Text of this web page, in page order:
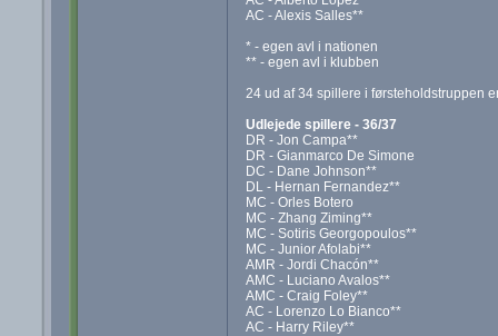
AC - Alexis Salles**
* - egen avl i nationen
** - egen avl i klubben
24 ud af 34 spillere i førsteholdstruppen
Udlejede spillere - 36/37
DR - Jon Campa**
DR - Gianmarco De Simone
DC - Dane Johnson**
DL - Hernan Fernandez**
MC - Orles Botero
MC - Zhang Ziming**
MC - Sotiris Georgopoulos**
MC - Junior Afolabi**
AMR - Jordi Chacón**
AMC - Luciano Avalos**
AMC - Craig Foley**
AC - Lorenzo Lo Bianco**
AC - Harry Riley**